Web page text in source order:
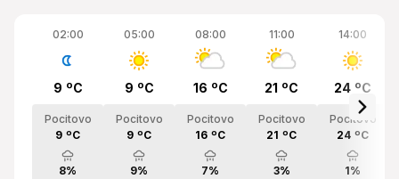
02:00
9 ºC
Pocitovo
9 ºC
8%
05:00
9 ºC
Pocitovo
9 ºC
9%
08:00
16 ºC
Pocitovo
16 ºC
7%
11:00
21 ºC
Pocitovo
21 ºC
3%
14:00
24 ºC
Pocitovo
24 ºC
1%